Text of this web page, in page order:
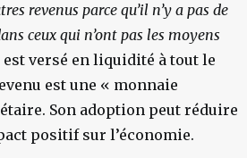
revenus parce qu’il n’y a pas de
ceux qui n’ont pas les moyens
versé en liquidité à tout le
est une « monnaie
Son adoption peut réduire
positif sur l’économie.